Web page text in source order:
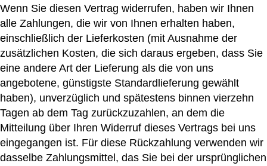
Wenn Sie diesen Vertrag widerrufen, haben wir Ihnen
alle Zahlungen, die wir von Ihnen erhalten haben,
einschließlich der Lieferkosten (mit Ausnahme der
zusätzlichen Kosten, die sich daraus ergeben, dass Sie
eine andere Art der Lieferung als die von uns
angebotene, günstigste Standardlieferung gewählt
haben), unverzüglich und spätestens binnen vierzehn
Tagen ab dem Tag zurückzuzahlen, an dem die
Mitteilung über Ihren Widerruf dieses Vertrags bei uns
eingegangen ist. Für diese Rückzahlung verwenden wir
dasselbe Zahlungsmittel, das Sie bei der ursprünglichen